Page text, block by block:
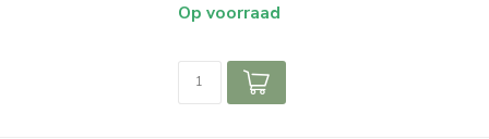
Op voorraad